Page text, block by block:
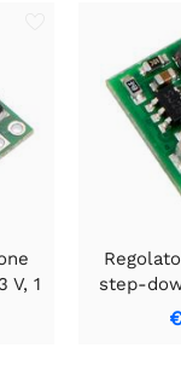
V, 1
step-
300